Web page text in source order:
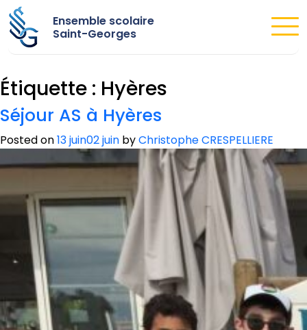
Ensemble scolaire
Saint-Georges
Étiquette : Hyères
Séjour AS à Hyères
Posted on13 juin02 juin byChristophe CRESPELLIERE